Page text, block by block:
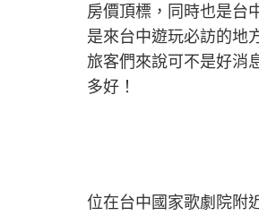
房價頂標，同時也是台
是來台中遊玩必訪的地
旅客們來說可不是好消
多好！
位在台中國家歌劇院附